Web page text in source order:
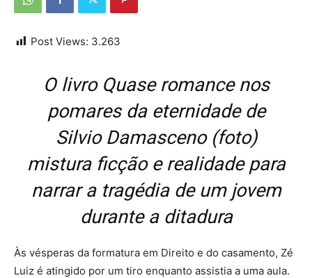
Post Views: 3.263
O livro Quase romance nos
pomares da eternidade de
Silvio Damasceno (foto)
mistura ficção e realidade para
narrar a tragédia de um jovem
durante a ditadura
Às vésperas da formatura em Direito e do casamento, Zé
Luiz é atingido por um tiro enquanto assistia a uma aula.